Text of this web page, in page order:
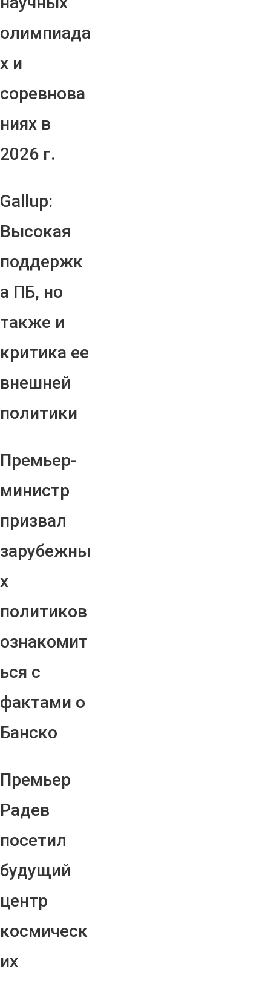
олимпиада
х и
соревнова
ниях в
2026 г.
Gallup:
Высокая
поддержк
а ПБ, но
также и
критика ее
внешней
политики
Премьер-
министр
призвал
зарубежны
х
политиков
ознакомит
ься с
фактами о
Банско
Премьер
Радев
посетил
будущий
центр
космическ
их